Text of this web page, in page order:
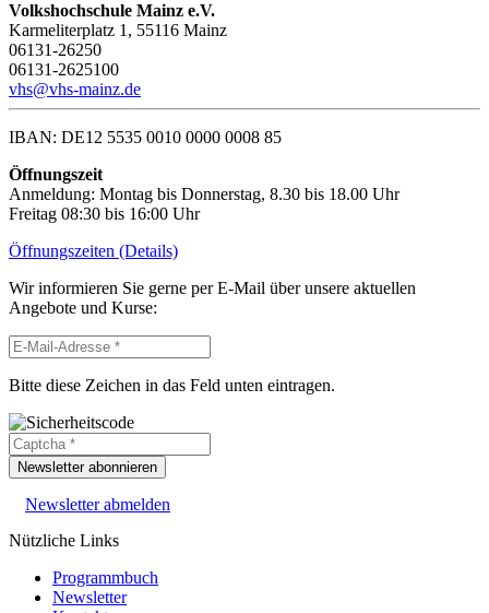
Volkshochschule Mainz e.V.
Karmeliterplatz 1, 55116 Mainz
06131-26250
06131-2625100
vhs@vhs-mainz.de
IBAN: DE12 5535 0010 0000 0008 85
Öffnungszeit
Anmeldung: Montag bis Donnerstag, 8.30 bis 18.00 Uhr
Freitag 08:30 bis 16:00 Uhr
Öffnungszeiten (Details)
Wir informieren Sie gerne per E-Mail über unsere aktuellen
Angebote und Kurse:
Bitte diese Zeichen in das Feld unten eintragen.
Newsletter abonnieren
Newsletter abmelden
Nützliche Links
Programmbuch
Newsletter